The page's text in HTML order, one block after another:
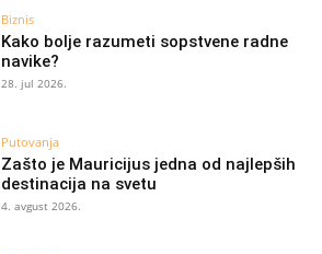
Biznis
Kako bolje razumeti sopstvene radne
navike?
28. jul 2026.
Putovanja
Zašto je Mauricijus jedna od najlepših
destinacija na svetu
4. avgust 2026.